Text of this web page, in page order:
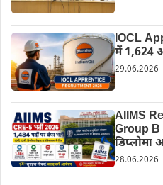
IOCL
में 1,624
29.06.2026
AIIMS
Group B
डिप्लोमा
28.06.2026